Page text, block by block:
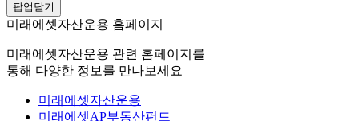
팝업닫기
미래에셋자산운용 홈페이지
미래에셋자산운용 관련 홈페이지를
통해 다양한 정보를 만나보세요
미래에셋자산운용
미래에셋AP부동산펀드